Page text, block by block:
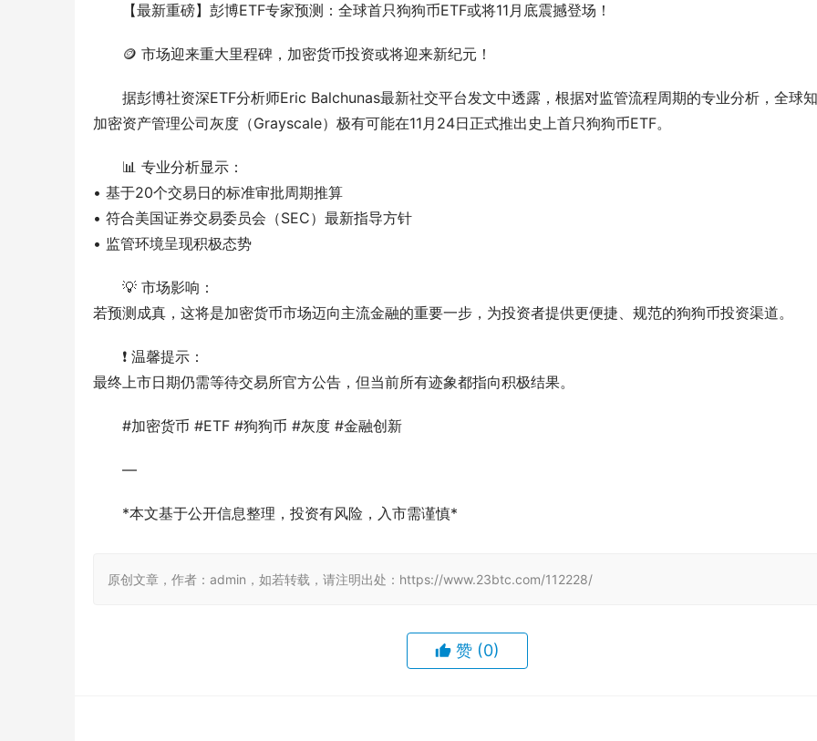
【最新重磅】彭博ETF专家预测：全球首只狗狗币ETF或将11月底震撼登场！
🪙 市场迎来重大里程碑，加密货币投资或将迎来新纪元！
据彭博社资深ETF分析师Eric Balchunas最新社交平台发文中透露，根据对监管流程周期的专业分析，全球
加密资产管理公司灰度（Grayscale）极有可能在11月24日正式推出史上首只狗狗币ETF。
📊 专业分析显示：
• 基于20个交易日的标准审批周期推算
• 符合美国证券交易委员会（SEC）最新指导方针
• 监管环境呈现积极态势
💡 市场影响：
若预测成真，这将是加密货币市场迈向主流金融的重要一步，为投资者提供更便捷、规范的狗狗币投资渠道。
❗ 温馨提示：
最终上市日期仍需等待交易所官方公告，但当前所有迹象都指向积极结果。
#加密货币 #ETF #狗狗币 #灰度 #金融创新
—
*本文基于公开信息整理，投资有风险，入市需谨慎*
原创文章，作者：admin，如若转载，请注明出处：https://www.23btc.com/112228/
赞 (0)